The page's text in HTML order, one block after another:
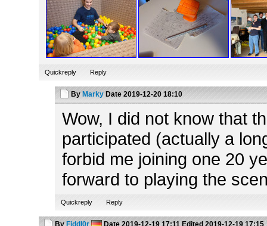
Quickreply Reply
By Marky Date 2019-12-20 18:10
Wow, I did not know that
participated (actually a
forbid me joining one 20
forward to playing the
Quickreply Reply
By Fiddl0r Date 2019-12-19 17:11 Edited 2019-12-19 17:15